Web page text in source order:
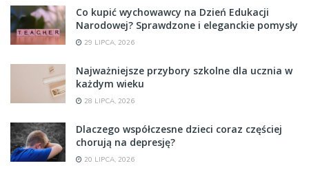
Co kupić wychowawcy na Dzień Edukacji
Narodowej? Sprawdzone i eleganckie pomysły
29 LIPCA, 2026
Najważniejsze przybory szkolne dla ucznia w
każdym wieku
28 LIPCA, 2026
Dlaczego współczesne dzieci coraz częściej
chorują na depresję?
20 LIPCA, 2026